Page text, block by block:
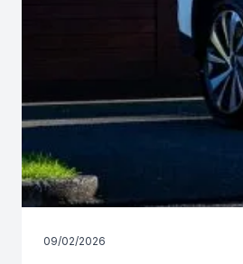
09/02/2026